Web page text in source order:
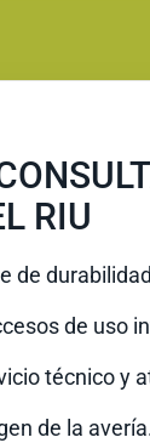
RIU
de
de uso
técnico y
de la